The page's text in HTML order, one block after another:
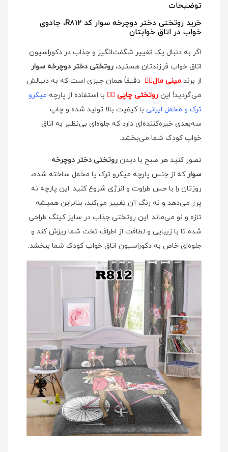
توضیحات
خرید روتختی دختر دوچرخه سوار کد R812، جادوی
خواب در اتاق خوابتان
اگر به دنبال یک تغییر شگفت‌انگیز و جذاب در دکوراسیون
اتاق خواب فرزندتان هستید، روتختی دختر دوچرخه سوار
از برند مینی مال👉🏻 دقیقاً همان چیزی است که به دنبالش
می‌گردید! این روتختی چاپی 👉🏻 با استفاده از پارچه میکرو
ترک و مخمل ایرانی با کیفیت بالا تولید شده و چاپ
سه‌بعدی خیره‌کننده‌ای دارد که جلوه‌ای بی‌نظیر به اتاق
خواب کودک شما می‌بخشد.
تصور کنید هر صبح با دیدن روتختی دختر دوچرخه
سوار که از جنس پارچه میکرو ترک یا مخمل ساخته شده،
روزتان را با حس طراوت و انرژی شروع کنید. این پارچه نه
پرز می‌دهد و نه رنگ آن تغییر می‌کند، بنابراین همیشه
تازه و نو می‌ماند. این روتختی جذاب در سایز کینگ طراحی
شده تا با زیبایی و لطافت از اطراف تخت شما ریزش کند و
جلوه‌ای خاص به دکوراسیون اتاق خواب کودک شما ببخشد.